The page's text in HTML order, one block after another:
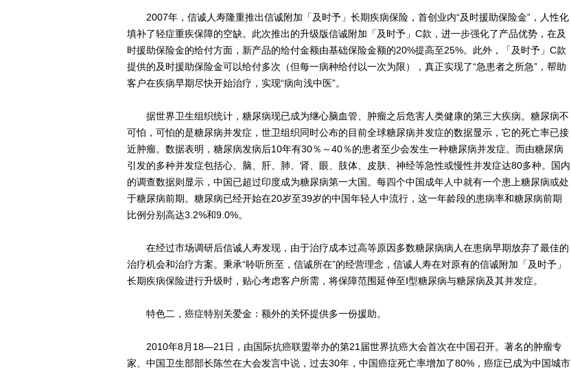
2007年，信诚人寿隆重推出信诚附加「及时予」长期疾病保险，首创业内“及时援助保险金”，人性化
填补了轻症重疾保障的空缺。此次推出的升级版信诚附加「及时予」C款，进一步强化了产品优势，在及
时援助保险金的给付方面，新产品的给付金额由基础保险金额的20%提高至25%。此外，「及时予」C款
提供的及时援助保险金可以给付多次（但每一病种给付以一次为限），真正实现了“急患者之所急”，帮助
客户在疾病早期尽快开始治疗，实现“病向浅中医”。
据世界卫生组织统计，糖尿病现已成为继心脑血管、肿瘤之后危害人类健康的第三大疾病。糖尿病不
可怕，可怕的是糖尿病并发症，世卫组织同时公布的目前全球糖尿病并发症的数据显示，它的死亡率已接
近肿瘤。数据表明，糖尿病发病后10年有30％～40％的患者至少会发生一种糖尿病并发症。而由糖尿病
引发的多种并发症包括心、脑、肝、肺、肾、眼、肢体、皮肤、神经等急性或慢性并发症达80多种。国内
的调查数据则显示，中国已超过印度成为糖尿病第一大国。每四个中国成年人中就有一个患上糖尿病或处
于糖尿病前期。糖尿病已经开始在20岁至39岁的中国年轻人中流行，这一年龄段的患病率和糖尿病前期
比例分别高达3.2%和9.0%。
在经过市场调研后信诚人寿发现，由于治疗成本过高等原因多数糖尿病病人在患病早期放弃了最佳的
治疗机会和治疗方案。秉承“聆听所至，信诚所在”的经营理念，信诚人寿在对原有的信诚附加「及时予」
长期疾病保险进行升级时，贴心考虑客户所需，将保障范围延伸至Ⅰ型糖尿病与糖尿病及其并发症。
特色二，癌症特别关爱金：额外的关怀提供多一份援助。
2010年8月18—21日，由国际抗癌联盟举办的第21届世界抗癌大会首次在中国召开。著名的肿瘤专
家、中国卫生部部长陈竺在大会发言中说，过去30年，中国癌症死亡率增加了80%，癌症已成为中国城市